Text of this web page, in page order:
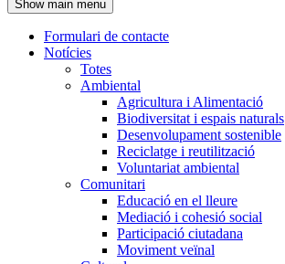
l'encapçalament
Show main menu
Navegació
principal
Formulari de contacte
Notícies
Totes
Ambiental
Agricultura i Alimentació
Biodiversitat i espais naturals
Desenvolupament sostenible
Reciclatge i reutilització
Voluntariat ambiental
Comunitari
Educació en el lleure
Mediació i cohesió social
Participació ciutadana
Moviment veïnal